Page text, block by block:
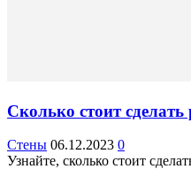
Сколько стоит сделать
Стены 06.12.2023 0
Узнайте, сколько стоит